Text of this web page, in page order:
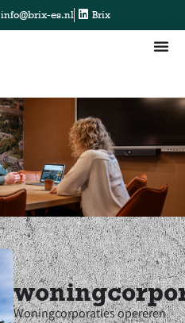
info@brix-es.nl Brix
Woningcorporaties opereren